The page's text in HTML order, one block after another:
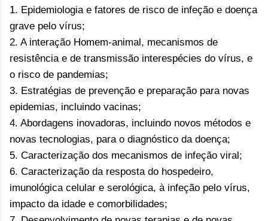
1. Epidemiologia e fatores de risco de infeção e doença
grave pelo vírus;
2. A interação Homem-animal, mecanismos de
resistência e de transmissão interespécies do vírus, e
o risco de pandemias;
3. Estratégias de prevenção e preparação para novas
epidemias, incluindo vacinas;
4. Abordagens inovadoras, incluindo novos métodos e
novas tecnologias, para o diagnóstico da doença;
5. Caracterização dos mecanismos de infeção viral;
6. Caracterização da resposta do hospedeiro,
imunológica celular e serológica, à infeção pelo vírus,
impacto da idade e comorbilidades;